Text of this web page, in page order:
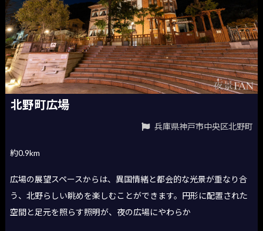
北野町広場
兵庫県神戸市中央区北野町
約0.9km
広場の展望スペースからは、異国情緒と都会的な光景が重なり合
う、北野らしい眺めを楽しむことができます。円形に配置された
空間と足元を照らす照明が、夜の広場にやわらか